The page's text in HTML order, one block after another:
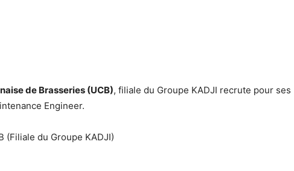
de Brasseries (UCB), filiale du Groupe KADJI recrute pour ses
Engineer.
(Filiale du Groupe KADJI)